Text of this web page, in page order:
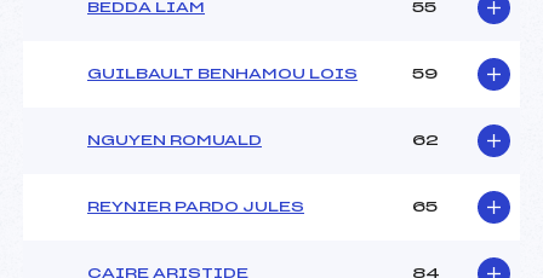
BEDDA LIAM 55
GUILBAULT BENHAMOU LOIS 59
NGUYEN ROMUALD 62
REYNIER PARDO JULES 65
CAIRE ARISTIDE 84